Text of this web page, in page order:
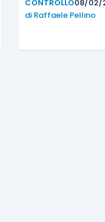
CONTROLLO08/02/
di Raffaele Pellino